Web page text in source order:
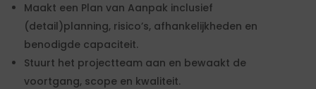
Maakt een Plan van Aanpak inclusief
(detail)planning, risico’s, afhankelijkheden en
benodigde capaciteit.
Stuurt het projectteam aan en bewaakt de
voortgang, scope en kwaliteit.